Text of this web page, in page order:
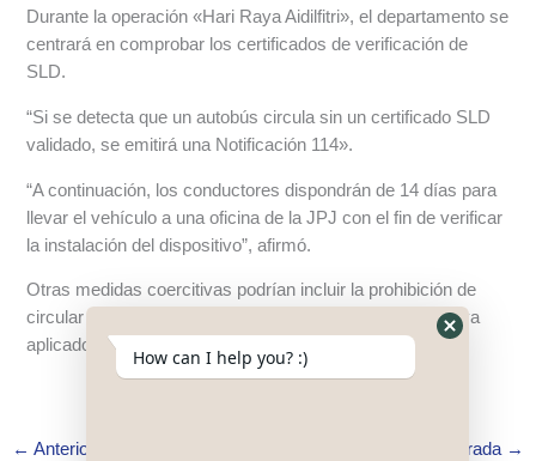
Durante la operación «Hari Raya Aidilfitri», el departamento se
centrará en comprobar los certificados de verificación de
SLD.
“Si se detecta que un autobús circula sin un certificado SLD
validado, se emitirá una Notificación 114».
“A continuación, los conductores dispondrán de 14 días para
llevar el vehículo a una oficina de la JPJ con el fin de verificar
la instalación del dispositivo”, afirmó.
Otras medidas coercitivas podrían incluir la prohibición de
circular por la vía pública una vez que la fase final se haya
aplicado plenamente.
← Anterior Entrada Siguiente Entrada →
How can I help you? :)